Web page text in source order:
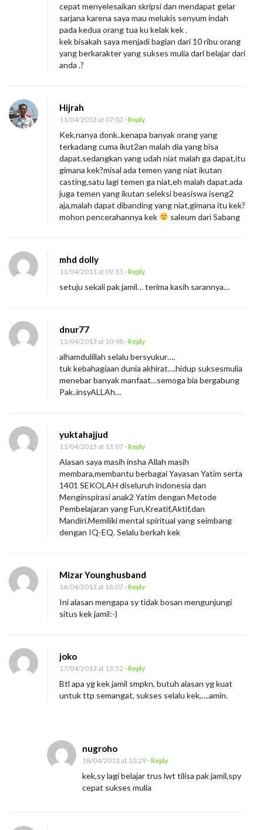
cepat menyelesaikan skripsi dan mendapat gelar
sarjana karena saya mau melukis senyum indah
pada kedua orang tua ku kelak kek .
kek bisakah saya menjadi bagian dari 10 ribu orang
yang berkarakter yang sukses mulia dari belajar dari
anda .?
Hijrah
11/04/2013 at 07:02 - Reply
Kek,nanya donk..kenapa banyak orang yang
terkadang cuma ikut2an malah dia yang bisa
dapat.sedangkan yang udah niat malah ga dapat,itu
gimana kek?misal ada temen yang niat ikutan
casting,satu lagi temen ga niat,eh malah dapat.ada
juga temen yang ikutan seleksi beasiswa iseng2
aja,malah dapat dibanding yang niat,gimana itu kek?
mohon pencerahannya kek
saleum dari Sabang
mhd dolly
11/04/2013 at 09:33 - Reply
setuju sekali pak jamil… terima kasih sarannya…
dnur77
11/04/2013 at 10:48- Reply
alhamdulillah selalu bersyukur….
tuk kebahagiaan dunia akhirat….hidup suksesmulia
menebar banyak manfaat…semoga bia bergabung
Pak..insyALLAh…
yuktahajjud
11/04/2013 at 13:07- Reply
Alasan saya masih insha Allah masih
membara,membantu berbagai Yayasan Yatim serta
1401 SEKOLAH diseluruh indonesia dan
Menginspirasi anak2 Yatim dengan Metode
Pembelajaran yang Fun,Kreatif,Aktif,dan
Mandiri.Memiliki mental spiritual yang seimbang
dengan IQ-EQ. Selalu berkah kek
Mizar Younghusband
16/04/2013 at 18:07- Reply
Ini alasan mengapa sy tidak bosan mengunjungi
situs kek jamil:-)
joko
17/04/2013 at 13:52 - Reply
Btl apa yg kek jamil smpkn, butuh alasan yg kuat
untuk ttp semangat, sukses selalu kek,….amin.
nugroho
18/04/2013 at 10:29- Reply
kek,sy lagi belajar trus lwt tilisa pak jamil,spy
cepat sukses mulia